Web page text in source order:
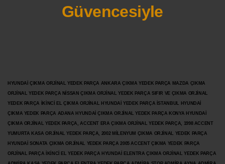
Güvencesiyle
HYUNDAİ ÇIKMA ORJİNAL YEDEK PARÇA ANKARA ÇIKMA YEDEK PARÇA MAZDA ÇIKMA
ORJİNAL YEDEK PARÇA NİSSAN ÇIKMA ORJİNAL YEDEK PARÇA SIFIR VE ÇIKMA ORJİNAL
YEDEK PARÇA İKİNCİ EL ÇIKMA ORJİNAL HYUNDAİ YEDEK PARÇA İSTANBUL HYUNDAİ
ÇIKMA YEDEK PARÇA ADANA HYUNDAİ ÇIKMA ORJİNAL YEDEK PARÇA KONYA HYUNDAİ
ÇIKMA ORJİNAL YEDEK PARÇA, ACCENT ERA ÇIKMA ORJİNAL YEDEK PARÇA, 1998 ACCENT
YUMURTA KASA ORJİNAL YEDEK PARÇA, 2002 MİLENYUM ÇIKMA ORJİNAL YEDEK PARÇA
HYUNDAİ SONATA ÇIKMA ORJİNAL YEDEK PARÇA 2005 ACCENT ÇIKMA YEDEK PARÇA
ORJİNAL PARÇA İKİNCİ EL YEDEK PARÇA HYUNDAİ ELENTRA ÇIKMA ORJİNAL YEDEK PARÇA